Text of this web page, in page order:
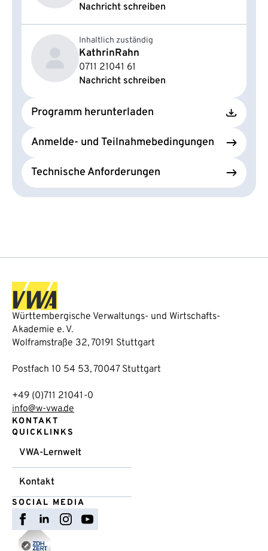
Nachricht schreiben
Inhaltlich zuständig
KathrinRahn
0711 21041 61
Nachricht schreiben
Programm herunterladen
Anmelde- und Teilnahmebedingungen
Technische Anforderungen
Württembergische Verwaltungs- und Wirtschafts-
Akademie e. V.
Wolframstraße 32, 70191 Stuttgart
Postfach 10 54 53, 70047 Stuttgart
+49 (0)711 21041-0
info@w-vwa.de
KONTAKT
QUICKLINKS
VWA-Lernwelt
Kontakt
SOCIAL MEDIA